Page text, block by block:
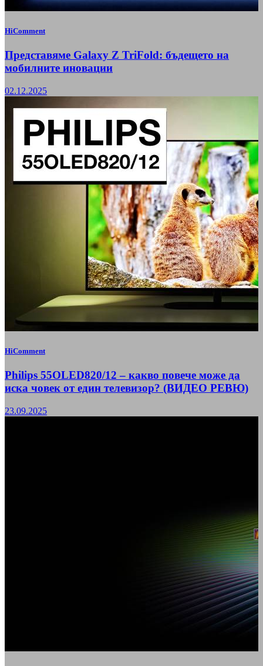
HiComment
Представяме Galaxy Z TriFold: бъдещето на
мобилните иновации
02.12.2025
HiComment
Philips 55OLED820/12 – какво повече може да
иска човек от един телевизор? (ВИДЕО РЕВЮ)
23.09.2025